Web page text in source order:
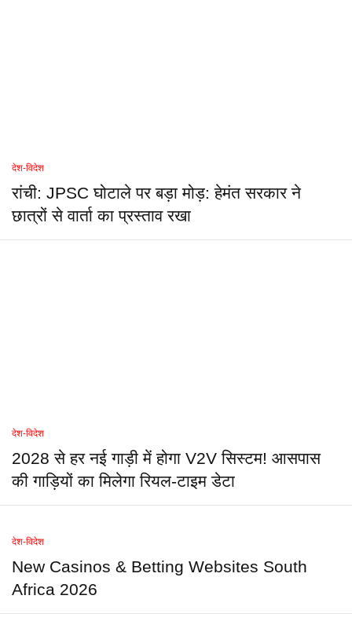
देश-विदेश
रांची: JPSC घोटाले पर बड़ा मोड़: हेमंत सरकार ने
छात्रों से वार्ता का प्रस्ताव रखा
देश-विदेश
2028 से हर नई गाड़ी में होगा V2V सिस्टम! आसपास
की गाड़ियों का मिलेगा रियल-टाइम डेटा
देश-विदेश
New Casinos & Betting Websites South
Africa 2026